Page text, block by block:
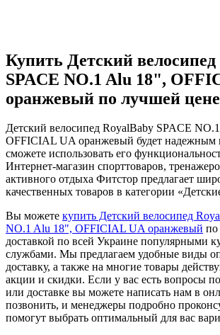
Купить Детский
SPACE NO.1 Alu 18",
оранжевый по лучшей
Детский велосипед RoyalBaby SPACE
OFFICIAL UA оранжевый будет
сможете использовать его
Интернет-магазин спорттоваров,
активного отдыха Фитстор предлагает
качественных товаров в категории
Вы можете купить Детский велосипед
NO.1 Alu 18", OFFICIAL UA оранжевый по
доставкой по всей Украине популярными
службами. Мы предлагаем удобные виды
доставку, а также на многие товары
акции и скидки. Если у вас есть вопросы
или доставке вы можете написать нам в
позвонить, и менеджеры подробно
помогут выбрать оптимальный для вас